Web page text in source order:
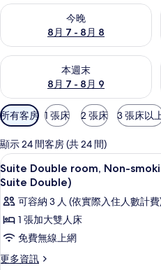
今晚
8月 7 - 8月 8
查看今晚 (8月 7 - 8月 8) 的供應情
本週末
8月 7 - 8月 9
查看本週末 (8月 7 - 8月 9) 的供應
可
用
的
客
房
篩
選
條
件
所有客房 1 張床 2 張床 3 張床以
顯示 24 間客房 (共 24 間)
顯
示
Suite
Double
room,
Non-
smoking
6
Suite Double room, Non-
Suite Double)
可容納 3 人 (依實際入住人數計
1 張加大雙人床
免費無線上網
更多資訊
更